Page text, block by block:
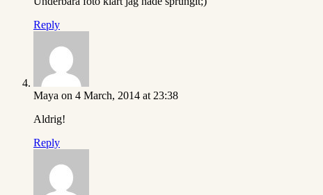
Reply
Maya on 4 March, 2014 at 23:38
Aldrig!
Reply